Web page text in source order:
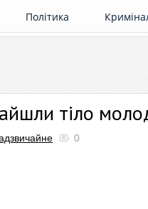
Політика
тіло
0